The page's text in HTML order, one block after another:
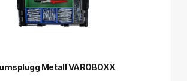
Metall VAROBOXX